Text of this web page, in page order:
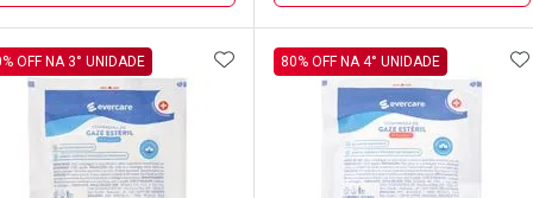
FECHAR
FECHAR
Menos Laboratório
Por Menos
OFF NA 3° UNIDADE ADICIONAR AOS FAVORITOS
80% OFF NA 4° UNIDADE